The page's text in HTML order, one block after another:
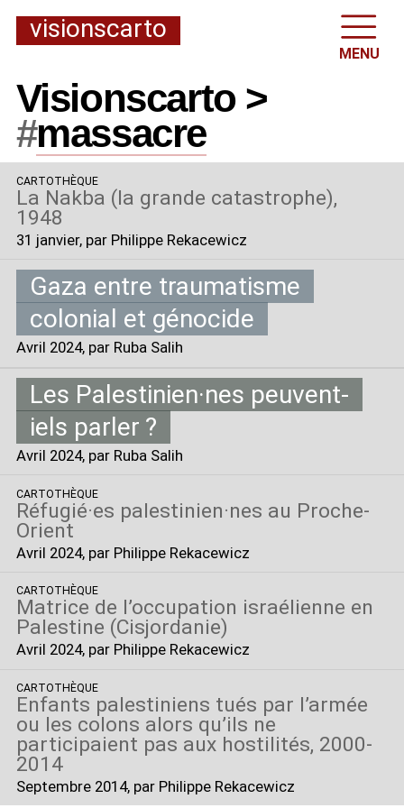
visionscarto
MENU
Visionscarto >
#massacre
CARTOTHÈQUE
La Nakba (la grande catastrophe),
1948
31 janvier, par Philippe Rekacewicz
Gaza entre traumatisme
colonial et génocide
Avril 2024, par Ruba Salih
Les Palestinien·nes peuvent-
iels parler ?
Avril 2024, par Ruba Salih
CARTOTHÈQUE
Réfugié·es palestinien·nes au Proche-
Orient
Avril 2024, par Philippe Rekacewicz
CARTOTHÈQUE
Matrice de l’occupation israélienne en
Palestine (Cisjordanie)
Avril 2024, par Philippe Rekacewicz
CARTOTHÈQUE
Enfants palestiniens tués par l’armée
ou les colons alors qu’ils ne
participaient pas aux hostilités, 2000-
2014
Septembre 2014, par Philippe Rekacewicz